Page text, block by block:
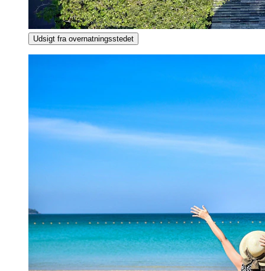
Udsigt fra overnatningsstedet